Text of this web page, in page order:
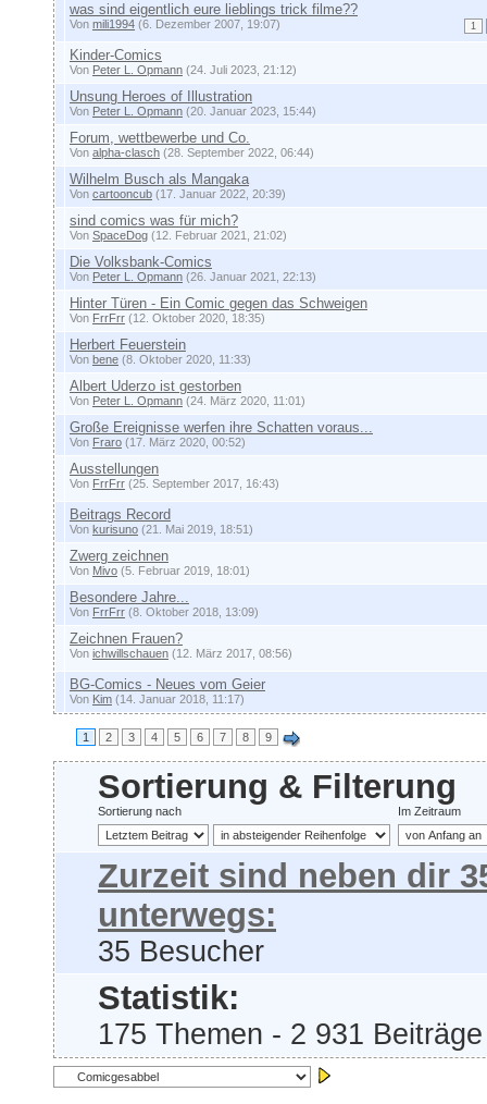
was sind eigentlich eure lieblings trick filme??
1
Von mili1994 (6. Dezember 2007, 19:07)
Kinder-Comics
Von Peter L. Opmann (24. Juli 2023, 21:12)
Unsung Heroes of Illustration
Von Peter L. Opmann (20. Januar 2023, 15:44)
Forum, wettbewerbe und Co.
Von alpha-clasch (28. September 2022, 06:44)
Wilhelm Busch als Mangaka
Von cartooncub (17. Januar 2022, 20:39)
sind comics was für mich?
Von SpaceDog (12. Februar 2021, 21:02)
Die Volksbank-Comics
Von Peter L. Opmann (26. Januar 2021, 22:13)
Hinter Türen - Ein Comic gegen das Schweigen
Von FrrFrr (12. Oktober 2020, 18:35)
Herbert Feuerstein
Von bene (8. Oktober 2020, 11:33)
Albert Uderzo ist gestorben
Von Peter L. Opmann (24. März 2020, 11:01)
Große Ereignisse werfen ihre Schatten voraus...
Von Fraro (17. März 2020, 00:52)
Ausstellungen
Von FrrFrr (25. September 2017, 16:43)
Beitrags Record
Von kurisuno (21. Mai 2019, 18:51)
Zwerg zeichnen
Von Mivo (5. Februar 2019, 18:01)
Besondere Jahre...
Von FrrFrr (8. Oktober 2018, 13:09)
Zeichnen Frauen?
Von ichwillschauen (12. März 2017, 08:56)
BG-Comics - Neues vom Geier
Von Kim (14. Januar 2018, 11:17)
1 2 3 4 5 6 7 8 9
Sortierung & Filterung
Sortierung nach Im Zeitraum
Zurzeit sind neben dir
unterwegs:
35 Besucher
Statistik:
175 Themen - 2 931